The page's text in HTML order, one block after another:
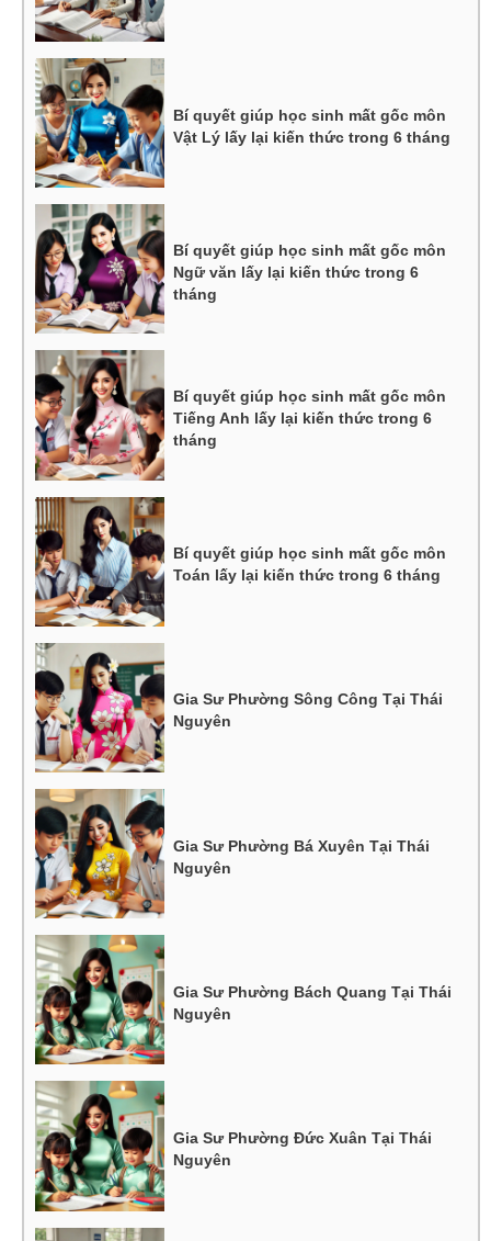
Bí quyết giúp học sinh mất gốc môn
Vật Lý lấy lại kiến thức trong 6 tháng
Bí quyết giúp học sinh mất gốc môn
Ngữ văn lấy lại kiến thức trong 6
tháng
Bí quyết giúp học sinh mất gốc môn
Tiếng Anh lấy lại kiến thức trong 6
tháng
Bí quyết giúp học sinh mất gốc môn
Toán lấy lại kiến thức trong 6 tháng
Gia Sư Phường Sông Công Tại Thái
Nguyên
Gia Sư Phường Bá Xuyên Tại Thái
Nguyên
Gia Sư Phường Bách Quang Tại Thái
Nguyên
Gia Sư Phường Đức Xuân Tại Thái
Nguyên